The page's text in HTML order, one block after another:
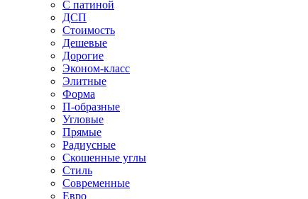
С патиной
ДСП
Стоимость
Дешевые
Дорогие
Эконом-класс
Элитные
Форма
П-образные
Угловые
Прямые
Радиусные
Скошенные углы
Стиль
Современные
Евро